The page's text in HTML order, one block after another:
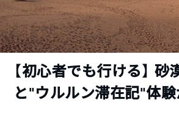
【初心者でも行ける】
と”ウルルン滞在記”体験